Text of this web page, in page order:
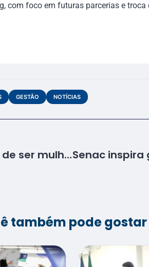
com foco em futuras parcerias e
GESTÃO NOTÍCIAS
Projeto Integrador “Coragem de ser mulher” apresenta exposição de Moda no Shopping Riomar
também pode gostar